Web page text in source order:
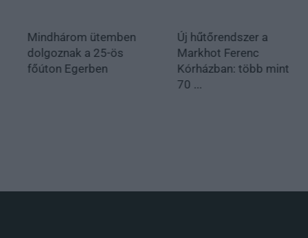
Mindhárom ütemben
dolgoznak a 25-ös
főúton Egerben
Új hűtőrendszer a
Markhot Ferenc
Kórházban: több mint
70 ...